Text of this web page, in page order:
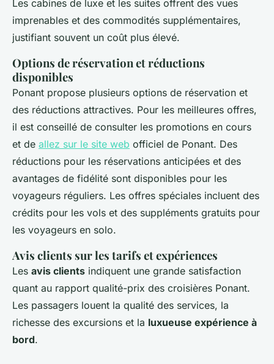
Les cabines de luxe et les suites offrent des vues
imprenables et des commodités supplémentaires,
justifiant souvent un coût plus élevé.
Options de réservation et réductions
disponibles
Ponant propose plusieurs options de réservation et
des réductions attractives. Pour les meilleures offres,
il est conseillé de consulter les promotions en cours
et de allez sur le site web officiel de Ponant. Des
réductions pour les réservations anticipées et des
avantages de fidélité sont disponibles pour les
voyageurs réguliers. Les offres spéciales incluent des
crédits pour les vols et des suppléments gratuits pour
les voyageurs en solo.
Avis clients sur les tarifs et expériences
Les avis clients indiquent une grande satisfaction
quant au rapport qualité-prix des croisières Ponant.
Les passagers louent la qualité des services, la
richesse des excursions et la luxueuse expérience à
bord.